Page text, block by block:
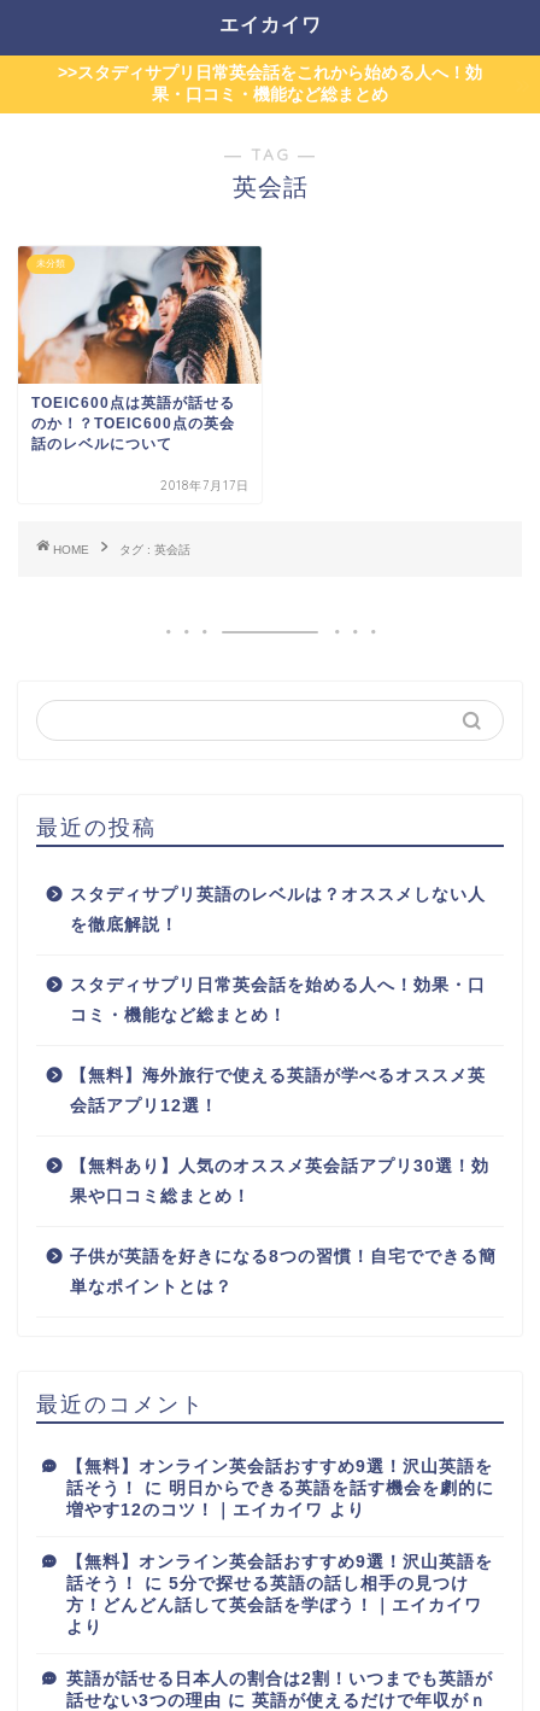
エイカイワ
>>スタディサプリ日常英会話をこれから始める人へ！効
果・口コミ・機能など総まとめ
― TAG ―
英会話
未分類
TOEIC600点は英語が話せる
のか！？TOEIC600点の英会
話のレベルについて
2018年7月17日
HOME タグ : 英会話
最近の投稿
スタディサプリ英語のレベルは？オススメしない人
を徹底解説！
スタディサプリ日常英会話を始める人へ！効果・口
コミ・機能など総まとめ！
【無料】海外旅行で使える英語が学べるオススメ英
会話アプリ12選！
【無料あり】人気のオススメ英会話アプリ30選！効
果や口コミ総まとめ！
子供が英語を好きになる8つの習慣！自宅でできる簡
単なポイントとは？
最近のコメント
【無料】オンライン英会話おすすめ9選！沢山英語を
話そう！
に 明日からできる英語を話す機会を劇的に
増やす12のコツ！｜エイカイワ より
【無料】オンライン英会話おすすめ9選！沢山英語を
話そう！
に 5分で探せる英語の話し相手の見つけ
方！どんどん話して英会話を学ぼう！｜エイカイワ
より
英語が話せる日本人の割合は2割！いつまでも英語が
話せない3つの理由 に 英語が使えるだけで年収がｎ